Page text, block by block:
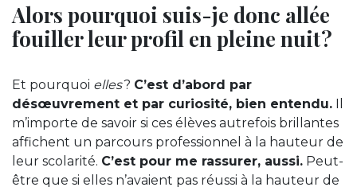
Alors pourquoi suis-je donc allée
fouiller leur profil en pleine nuit ?
Et pourquoi elles? C’est d’abord par
désœuvrement et par curiosité, bien entendu.
m’importe de savoir si ces élèves autrefois brillantes
affichent un parcours professionnel à la hauteur de
leur scolarité. C’est pour me rassurer, aussi. Peut-
être que si elles n’avaient pas réussi à la hauteur de